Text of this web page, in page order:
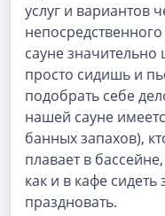
услуг и вариантов
сауне
просто сидишь и
подобрать себе
нашей сауне
банных запахов),
плавает в
как и в кафе
праздновать.